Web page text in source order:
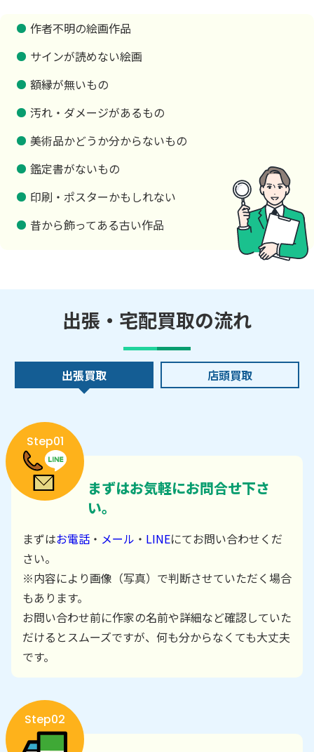
作者不明の絵画作品
サインが読めない絵画
額縁が無いもの
汚れ・ダメージがあるもの
美術品かどうか分からないもの
鑑定書がないもの
印刷・ポスターかもしれない
昔から飾ってある古い作品
出張・宅配買取の流れ
出張買取 店頭買取
Step01
まずはお気軽にお問合せ下さ
い。
まずはお電話 ・ メール ・ LINEにてお問い合わせくだ
さい。
※内容により画像（写真）で判断させていただく場合
もあります。
お問い合わせ前に作家の名前や詳細など確認していた
だけるとスムーズですが、何も分からなくても大丈夫
です。
Step02